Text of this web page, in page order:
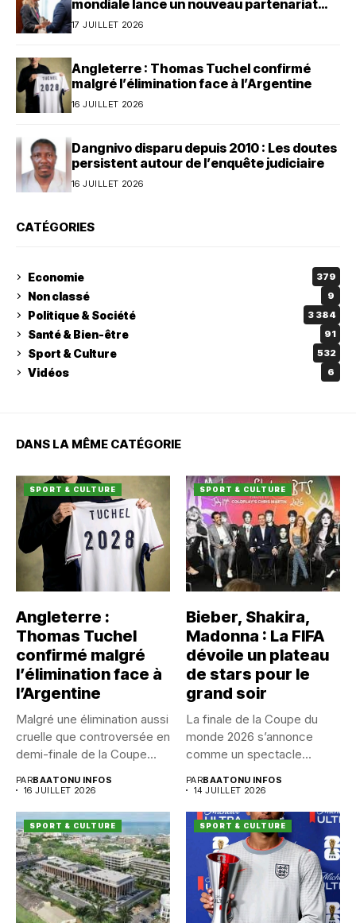
mondiale lance un nouveau partenariat
avec le Bénin
17 JUILLET 2026
Angleterre : Thomas Tuchel confirmé
malgré l’élimination face à l’Argentine
16 JUILLET 2026
Dangnivo disparu depuis 2010 : Les doutes
persistent autour de l’enquête judiciaire
16 JUILLET 2026
CATÉGORIES
Economie 379
Non classé 9
Politique & Société 3 384
Santé & Bien-être 91
Sport & Culture 532
Vidéos 6
DANS LA MÊME CATÉGORIE
SPORT & CULTURE
Angleterre :
Thomas Tuchel
confirmé malgré
l’élimination face à
l’Argentine
Malgré une élimination aussi
cruelle que controversée en
demi-finale de la Coupe...
PARBAATONU INFOS
16 JUILLET 2026
SPORT & CULTURE
Bieber, Shakira,
Madonna : La FIFA
dévoile un plateau
de stars pour le
grand soir
La finale de la Coupe du
monde 2026 s’annonce
comme un spectacle...
PARBAATONU INFOS
14 JUILLET 2026
SPORT & CULTURE SPORT & CULTURE